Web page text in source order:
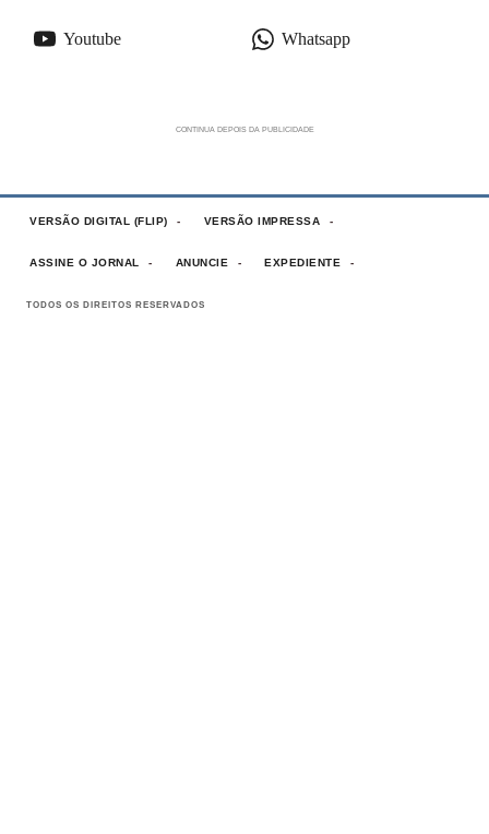
Youtube Whatsapp
VERSÃO DIGITAL (FLIP) VERSÃO IMPRESSA
ASSINE O JORNAL ANUNCIE EXPEDIENTE
TODOS OS DIREITOS RESERVADOS